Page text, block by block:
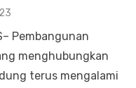
Pembangunan
menghubungkan
terus mengalami